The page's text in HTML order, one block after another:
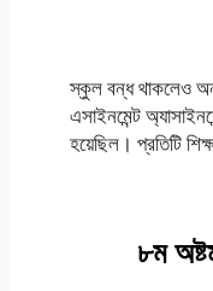
স্কুল বন্ধ থাকলেও
এসাইনমেন্ট
হয়েছিল। প্রতিটি
৮ম